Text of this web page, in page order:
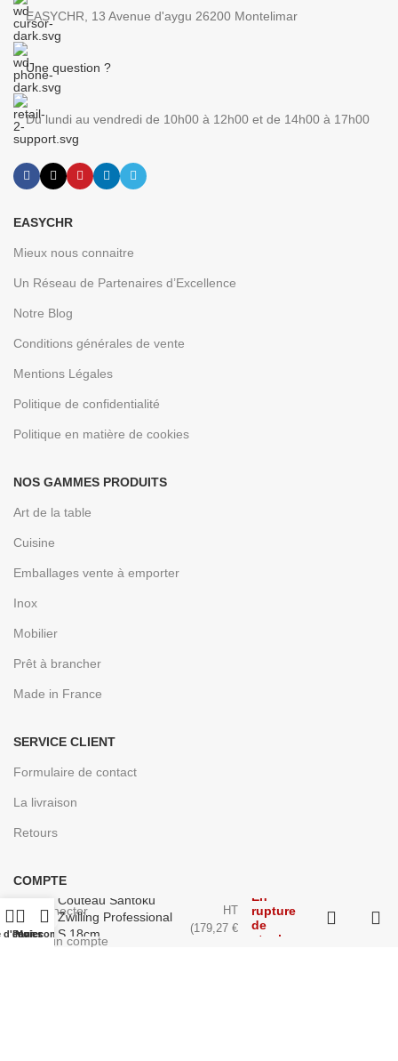
EASYCHR, 13 Avenue d'aygu 26200 Montelimar
Une question ?
Du lundi au vendredi de 10h00 à 12h00 et de 14h00 à 17h00
EASYCHR
Mieux nous connaitre
Un Réseau de Partenaires d’Excellence
Notre Blog
Conditions générales de vente
Mentions Légales
Politique de confidentialité
Politique en matière de cookies
NOS GAMMES PRODUITS
Art de la table
Cuisine
Emballages vente à emporter
Inox
Mobilier
Prêt à brancher
Made in France
SERVICE CLIENT
Formulaire de contact
La livraison
Retours
COMPTE
Se connecter
Créer un compte
d'envies
Panier
Mon compte
Couteau Santoku
Zwilling Professional
S 18cm
HT
(179,27 €
En
rupture
de
stock